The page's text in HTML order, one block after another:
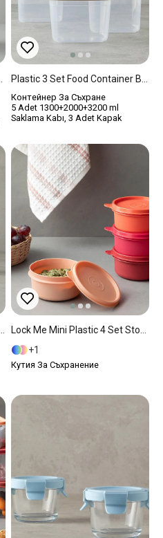
Контейнер За Съхране
5 Adet 1300+2000+3200 ml
Saklama Kabı, 3 Adet Kapak
1
Кутия За Съхранение